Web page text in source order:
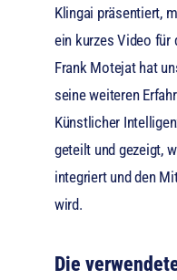
Klingai präsentiert,
ein kurzes Video für
Frank Motejat hat
seine weiteren
Künstlicher
geteilt und gezeigt,
integriert und den
wird.
Die